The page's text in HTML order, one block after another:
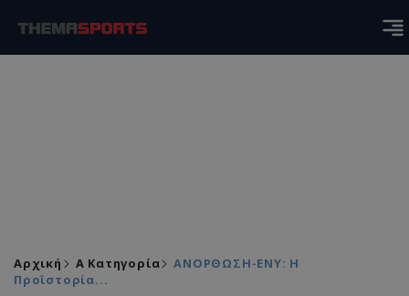
Αρχική Α Κατηγορία
ΑΝΟΡΘΩΣΗ-ΕΝΥ: Η
Προϊστορία...